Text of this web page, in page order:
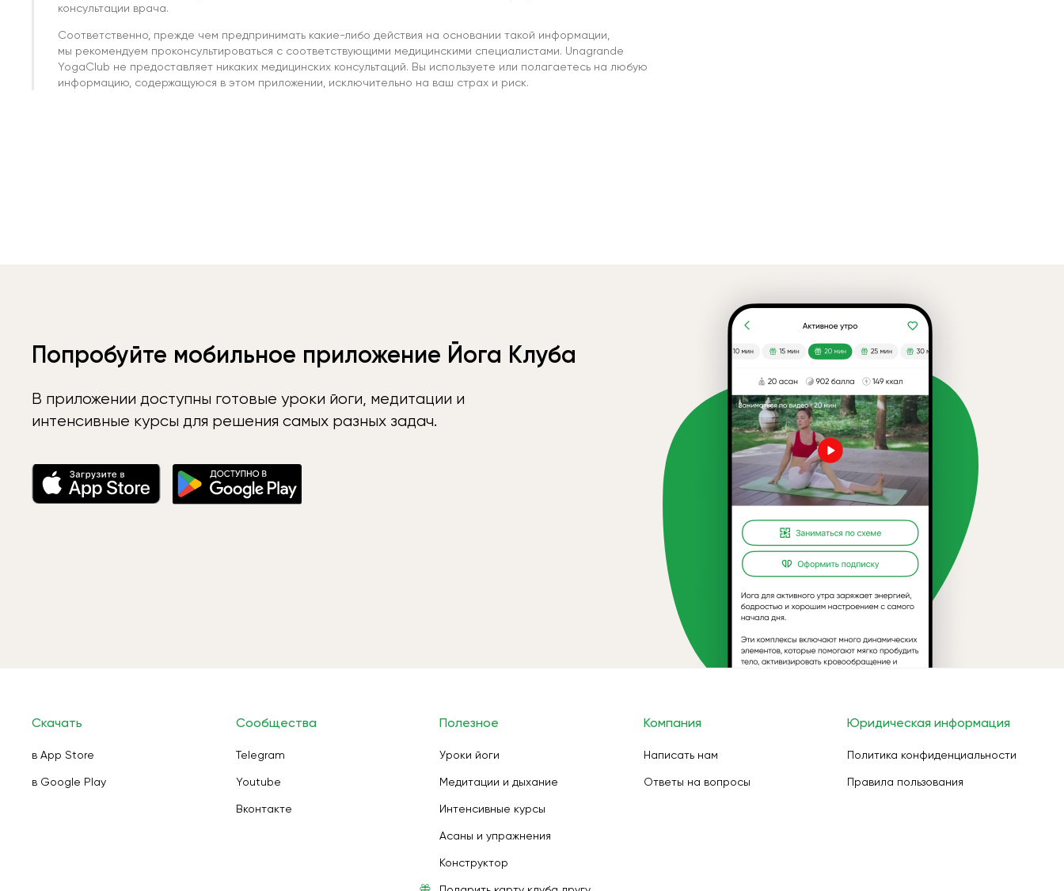
консультации врача.
Соответственно, прежде чем предпринимать какие-либо действия на основании такой информации,
мы рекомендуем проконсультироваться с соответствующими медицинскими специалистами. Unagrande
YogaClub не предоставляет никаких медицинских консультаций. Вы используете или полагаетесь на любую
информацию, содержащуюся в этом приложении, исключительно на ваш страх и риск.
Попробуйте мобильное приложение Йога Клуба
В приложении доступны готовые уроки йоги, медитации и
интенсивные курсы для решения самых разных задач.
Скачать
в App Store
в Google Play
Сообщества
Telegram
Youtube
Вконтакте
Полезное
Уроки йоги
Медитации и дыхание
Интенсивные курсы
Асаны и упражнения
Конструктор
Компания
Написать нам
Ответы на вопросы
Юридическая информация
Политика конфиденциальности
Правила пользования